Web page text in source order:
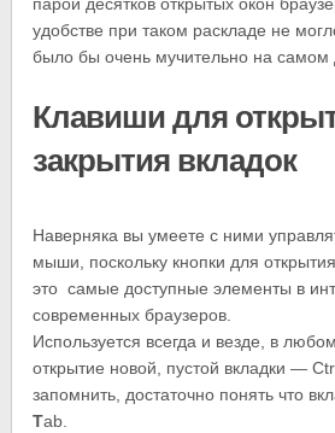
удобстве при таком раскладе не
было бы очень мучительно на самом
Клавиши для
закрытия вкладок
Наверняка вы умеете с ними
мыши, поскольку кнопки для
это самые доступные элементы в
современных браузеров.
Используется всегда и везде, в
открытие новой, пустой вкладки —
запомнить, достаточно понять что
Tab.